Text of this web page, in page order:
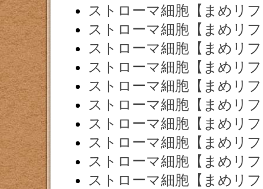
ストローマ細胞【まめリ
ストローマ細胞【まめリ
ストローマ細胞【まめリ
ストローマ細胞【まめリ
ストローマ細胞【まめリ
ストローマ細胞【まめリ
ストローマ細胞【まめリ
ストローマ細胞【まめリ
ストローマ細胞【まめリ
ストローマ細胞【まめリ